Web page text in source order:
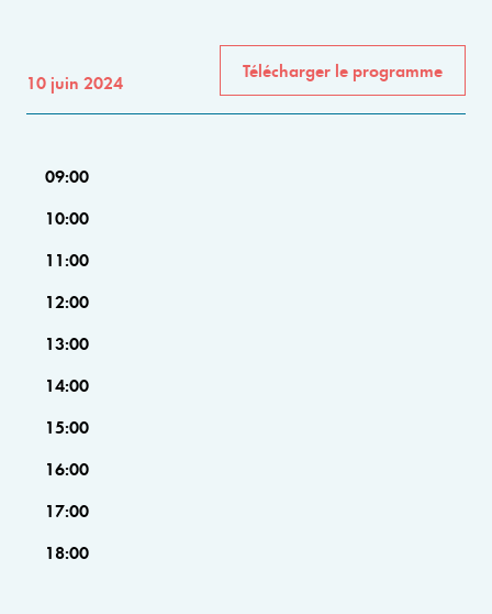
10 juin 2024
Télécharger le programme
09:00
10:00
11:00
12:00
13:00
14:00
15:00
16:00
17:00
18:00